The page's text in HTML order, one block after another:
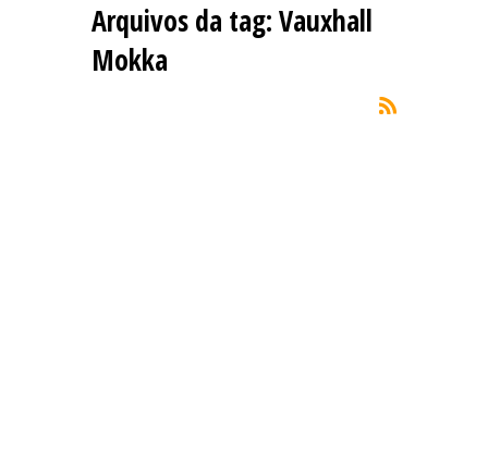
Arquivos da tag:Vauxhall
Mokka